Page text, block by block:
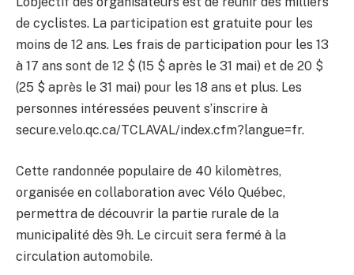
de cyclistes. La participation est gratuite pour les
moins de 12 ans. Les frais de participation pour les 13
à 17 ans sont de 12 $ (15 $ après le 31 mai) et de 20 $
(25 $ après le 31 mai) pour les 18 ans et plus. Les
personnes intéressées peuvent s’inscrire à
secure.velo.qc.ca/TCLAVAL/index.cfm?langue=fr.
Cette randonnée populaire de 40 kilomètres,
organisée en collaboration avec Vélo Québec,
permettra de découvrir la partie rurale de la
municipalité dès 9h. Le circuit sera fermé à la
circulation automobile.